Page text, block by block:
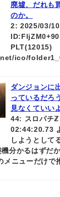
廃墟、だれも
のか。
2: 2025/03/
PLT(12015)
ico/
ダンジョンに
っているだろ
見なくていい
44: スロパチ
02:44:20.73
しようとして
分かるはずだ
メニューだけで